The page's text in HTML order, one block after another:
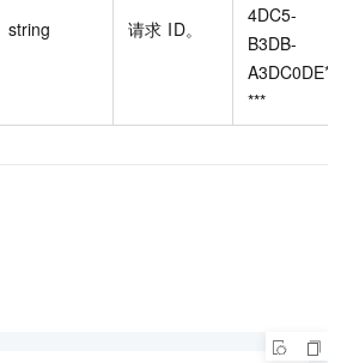
string 请求 ID。
4DC5-
B3DB-
A3DC0DE**
***